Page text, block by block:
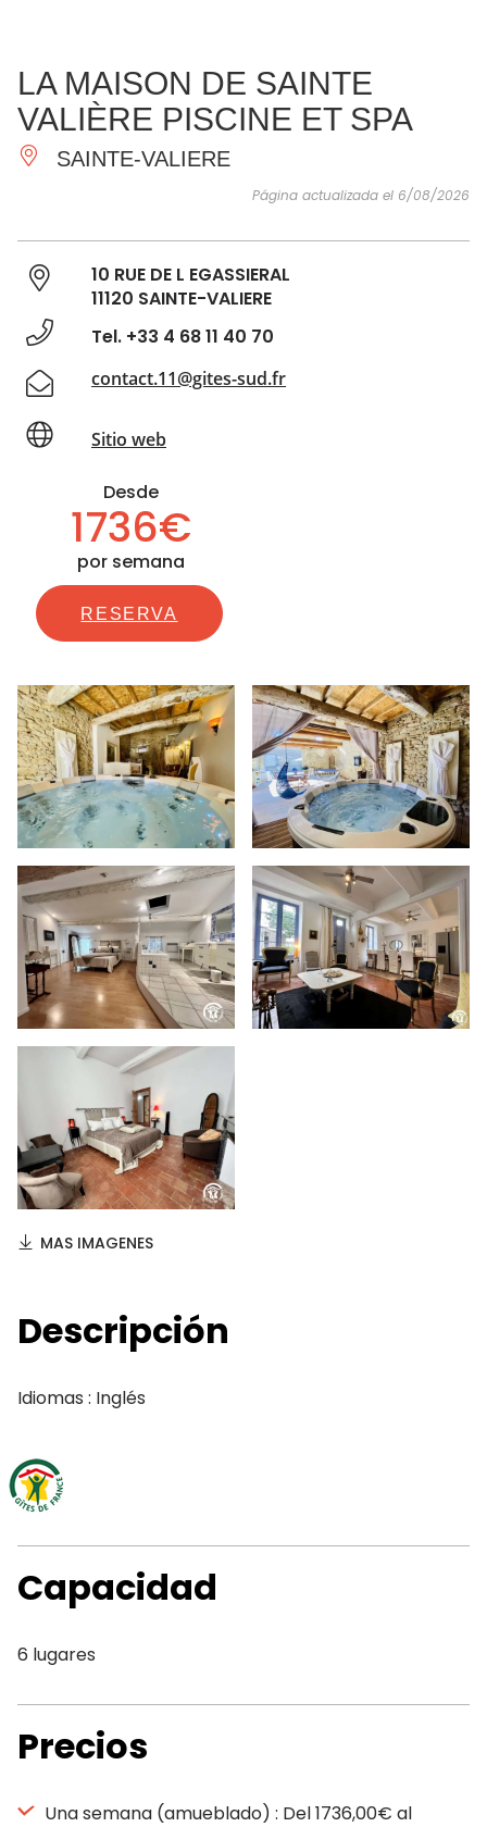
IMPRESCINDIBLES
HACER
INSPIRACIONES
LA MAISON DE SAINTE
VALIÈRE PISCINE ET SPA
SAINTE-VALIERE
Página actualizada el 6/08/2026
10 RUE DE L EGASSIERAL
11120 SAINTE-VALIERE
Tel. +33 4 68 11 40 70
contact.11@gites-sud.fr
Sitio web
Desde
1736€
por semana
RESERVA
MAS IMAGENES
Descripción
Idiomas : Inglés
Capacidad
6 lugares
Precios
Una semana (amueblado) : Del 1736,00€ al